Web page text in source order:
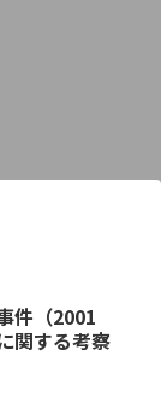
件（2001
関する考察